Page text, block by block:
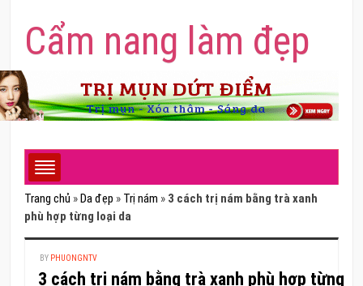
Cẩm nang làm đẹp
Trang chủ » Da đẹp » Trị nám » 3 cách trị nám bằng trà xanh
phù hợp từng loại da
BY PHUONGNTV
3 cách trị nám bằng trà xanh phù hợp từng